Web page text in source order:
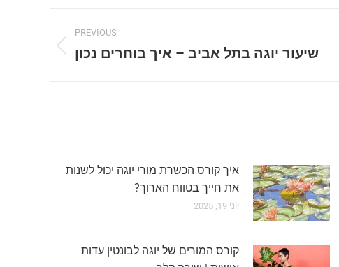
PREVIOUS
Previousשיעור יוגה בתל אביב – איך בוחרים נכון
איך קורס הכשרת מורי יוגה יכול לשנות
את חייך בטווח הארוך?
יוני 19, 2025
קורס המורים של יוגה לבונטין עדות